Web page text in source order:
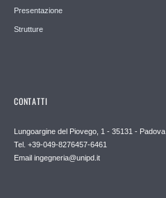
Presentazione
Strutture
CONTATTI
Lungoargine del Piovego, 1 - 35131 - Padova
Tel. +39-049-8276457-6461
Email ingegneria@unipd.it